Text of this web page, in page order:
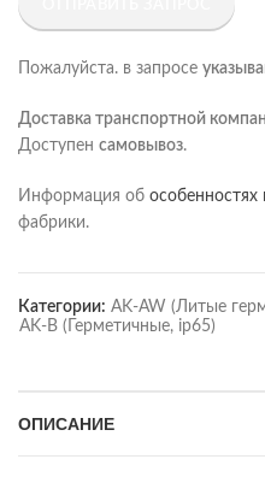
Пожалуйста. в запросе
Доставка транспортной
Доступен самовывоз.
Информация об особенностях
фабрики.
Категории: AK-AW (Литые
AK-B (Герметичные, ip65)
ОПИСАНИЕ